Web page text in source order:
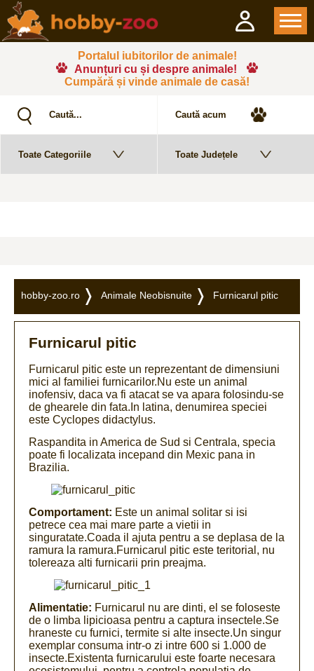
Portalul iubitorilor de animale!
Anunțuri cu și despre animale!
Cumpără și vinde animale de casă!
hobby-zoo.ro Animale Neobisnuite Furnicarul pitic
Furnicarul pitic
Furnicarul pitic este un reprezentant de dimensiuni
mici al familiei furnicarilor.Nu este un animal
inofensiv, daca va fi atacat se va apara folosindu-se
de ghearele din fata.In latina, denumirea speciei
este Cyclopes didactylus.
Raspandita in America de Sud si Centrala, specia
poate fi localizata incepand din Mexic pana in
Brazilia.
Comportament: Este un animal solitar si isi
petrece cea mai mare parte a vietii in
singuratate.Coada il ajuta pentru a se deplasa de la
ramura la ramura.Furnicarul pitic este teritorial, nu
tolereaza alti furnicarii prin preajma.
Alimentatie: Furnicarul nu are dinti, el se foloseste
de o limba lipicioasa pentru a captura insectele.Se
hraneste cu furnici, termite si alte insecte.Un singur
exemplar consuma intr-o zi intre 600 si 1.000 de
insecte.Existenta furnicarului este foarte necesara